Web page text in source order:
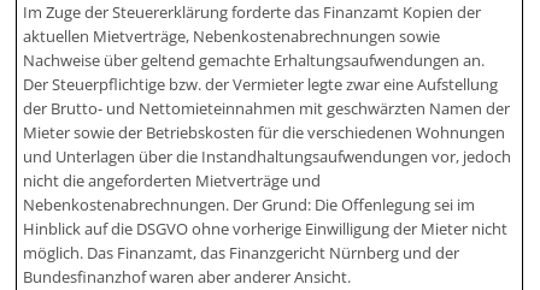
Im Zuge der Steuererklärung forderte das Finanzamt Kopien der
aktuellen Mietverträge, Nebenkostenabrechnungen sowie
Nachweise über geltend gemachte Erhaltungsaufwendungen an.
Der Steuerpflichtige bzw. der Vermieter legte zwar eine Aufstellung
der Brutto- und Nettomieteinnahmen mit geschwärzten Namen der
Mieter sowie der Betriebskosten für die verschiedenen Wohnungen
und Unterlagen über die Instandhaltungsaufwendungen vor, jedoch
nicht die angeforderten Mietverträge und
Nebenkostenabrechnungen. Der Grund: Die Offenlegung sei im
Hinblick auf die DSGVO ohne vorherige Einwilligung der Mieter nicht
möglich. Das Finanzamt, das Finanzgericht Nürnberg und der
Bundesfinanzhof waren aber anderer Ansicht.